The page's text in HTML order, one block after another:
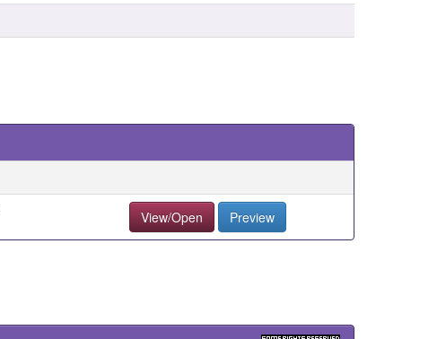
View/Open Preview